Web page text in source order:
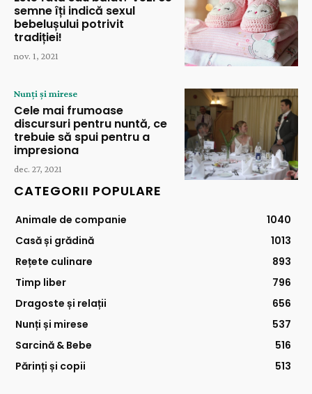
semne îți indică sexul
bebelușului potrivit
tradiției!
nov. 1, 2021
Nunți și mirese
Cele mai frumoase
discursuri pentru nuntă, ce
trebuie să spui pentru a
impresiona
dec. 27, 2021
CATEGORII POPULARE
Animale de companie
1040
Casă și grădină
1013
Rețete culinare
893
Timp liber
796
Dragoste și relații
656
Nunți și mirese
537
Sarcină & Bebe
516
Părinți și copii
513